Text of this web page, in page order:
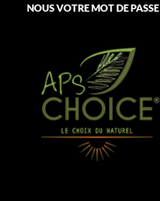
NOUS VOTRE MOT DE PASSE